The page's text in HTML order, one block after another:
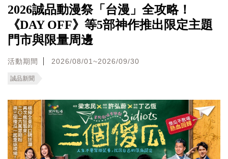
2026誠品動漫祭「台漫」全攻略！
《DAY OFF》等5部神作推出限定主題
門市與限量周邊
活動期間 2026/08/01~2026/09/30
誠品新聞